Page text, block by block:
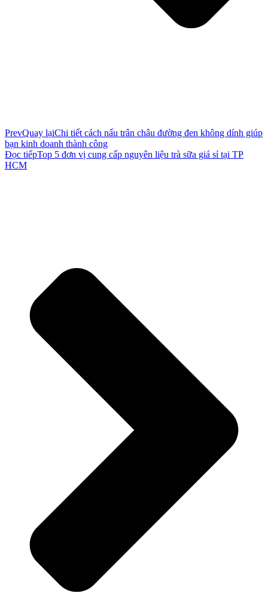
PrevQuay lạiChi tiết cách nấu trân châu đường đen không dính giúp
bạn kinh doanh thành công
Đọc tiếpTop 5 đơn vị cung cấp nguyên liệu trà sữa giá sỉ tại TP
HCM